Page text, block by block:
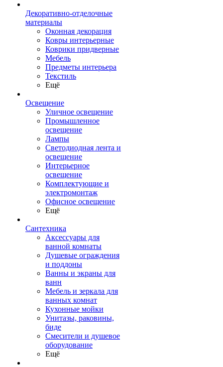
Декоративно-отделочные
материалы
Оконная декорация
Ковры интерьерные
Коврики придверные
Мебель
Предметы интерьера
Текстиль
Ещё
Освещение
Уличное освещение
Промышленное
освещение
Лампы
Светодиодная лента и
освещение
Интерьерное
освещение
Комплектующие и
электромонтаж
Офисное освещение
Ещё
Сантехника
Аксессуары для
ванной комнаты
Душевые ограждения
и поддоны
Ванны и экраны для
ванн
Мебель и зеркала для
ванных комнат
Кухонные мойки
Унитазы, раковины,
биде
Смесители и душевое
оборудование
Ещё